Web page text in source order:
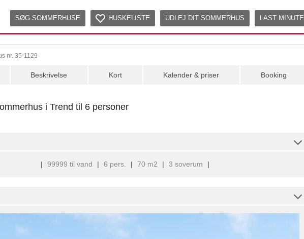
SØG SOMMERHUSE HUSKELISTE UDLEJ DIT SOMMERHUS LAST MINUTE
nr. 35-1129
Beskrivelse Kort Kalender & priser Booking
i Trend til 6 personer
| 99999 til vand | 6 pers. | 70 m2 | 3 soverum |